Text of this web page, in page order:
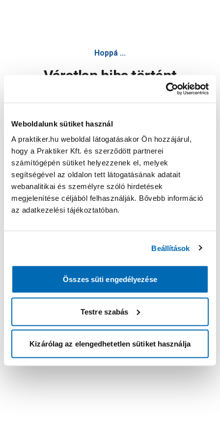
Weboldalunk sütiket használ
A praktiker.hu weboldal látogatásakor Ön hozzájárul,
hogy a Praktiker Kft. és szerződött partnerei
számítógépén sütiket helyezzenek el, melyek
segítségével az oldalon tett látogatásának adatait
webanalitikai és személyre szóló hirdetések
megjelenítése céljából felhasználják. Bővebb információ
az adatkezelési tájékoztatóban.
Beállítások
Összes süti engedélyezése
Testre szabás
Kizárólag az elengedhetetlen sütiket használja
Hoppá ...
Váratlan hiba történt
Oldal újratöltése